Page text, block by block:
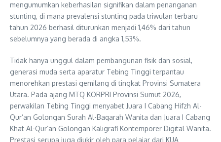
mengumumkan keberhasilan signifikan dalam penanganan
stunting, di mana prevalensi stunting pada triwulan terbaru
tahun 2026 berhasil diturunkan menjadi 1,46% dari tahun
sebelumnya yang berada di angka 1,53%.
Tidak hanya unggul dalam pembangunan fisik dan sosial,
generasi muda serta aparatur Tebing Tinggi terpantau
menorehkan prestasi gemilang di tingkat Provinsi Sumatera
Utara. Pada ajang MTQ KORPRI Provinsi Sumut 2026,
perwakilan Tebing Tinggi menyabet Juara I Cabang Hifzh Al-
Qur’an Golongan Surah Al-Baqarah Wanita dan Juara I Cabang
Khat Al-Qur’an Golongan Kaligrafi Kontemporer Digital Wanita.
Prestasi serupa juga diukir oleh para pelajar dari KUA